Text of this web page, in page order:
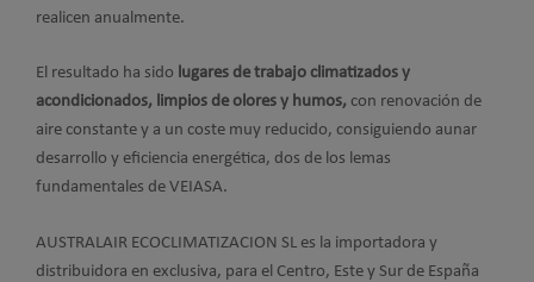
realicen anualmente.
El resultado ha sido lugares de trabajo climatizados y
acondicionados, limpios de olores y humos, con renovación de
aire constante y a un coste muy reducido, consiguiendo aunar
desarrollo y eficiencia energética, dos de los lemas
fundamentales de VEIASA.
AUSTRALAIR ECOCLIMATIZACION SL es la importadora y
distribuidora en exclusiva, para el Centro, Este y Sur de España